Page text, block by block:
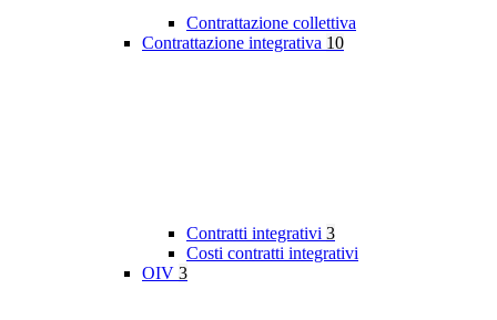
Contrattazione collettiva
Contrattazione integrativa 10
Contratti integrativi 3
Costi contratti integrativi
OIV 3